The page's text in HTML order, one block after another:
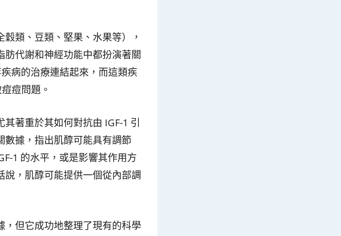
類、豆類、堅果、水果等），
代謝和神經功能中都扮演著關
病的治療連結起來，而這類疾
痘問題。
著重於其如何對抗由 IGF-1 引
數據，指出肌醇可能具有調節
1 的水平，或是影響其作用方
，肌醇可能提供一個從內部調
但它成功地整理了現有的科學